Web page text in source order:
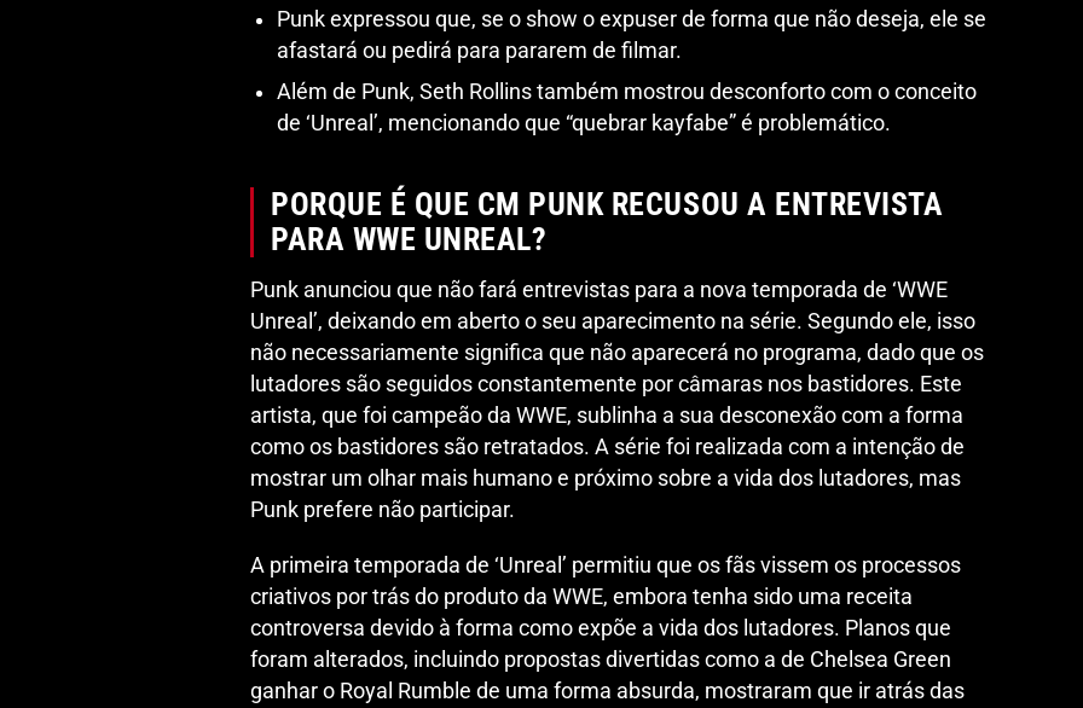
Punk expressou que, se o show o expuser de forma que não deseja, ele se
afastará ou pedirá para pararem de filmar.
Além de Punk, Seth Rollins também mostrou desconforto com o conceito
de ‘Unreal’, mencionando que “quebrar kayfabe” é problemático.
PORQUE É QUE CM PUNK RECUSOU A ENTREVISTA
PARA WWE UNREAL?
Punk anunciou que não fará entrevistas para a nova temporada de ‘WWE
Unreal’, deixando em aberto o seu aparecimento na série. Segundo ele, isso
não necessariamente significa que não aparecerá no programa, dado que os
lutadores são seguidos constantemente por câmaras nos bastidores. Este
artista, que foi campeão da WWE, sublinha a sua desconexão com a forma
como os bastidores são retratados. A série foi realizada com a intenção de
mostrar um olhar mais humano e próximo sobre a vida dos lutadores, mas
Punk prefere não participar.
A primeira temporada de ‘Unreal’ permitiu que os fãs vissem os processos
criativos por trás do produto da WWE, embora tenha sido uma receita
controversa devido à forma como expõe a vida dos lutadores. Planos que
foram alterados, incluindo propostas divertidas como a de Chelsea Green
ganhar o Royal Rumble de uma forma absurda, mostraram que ir atrás das